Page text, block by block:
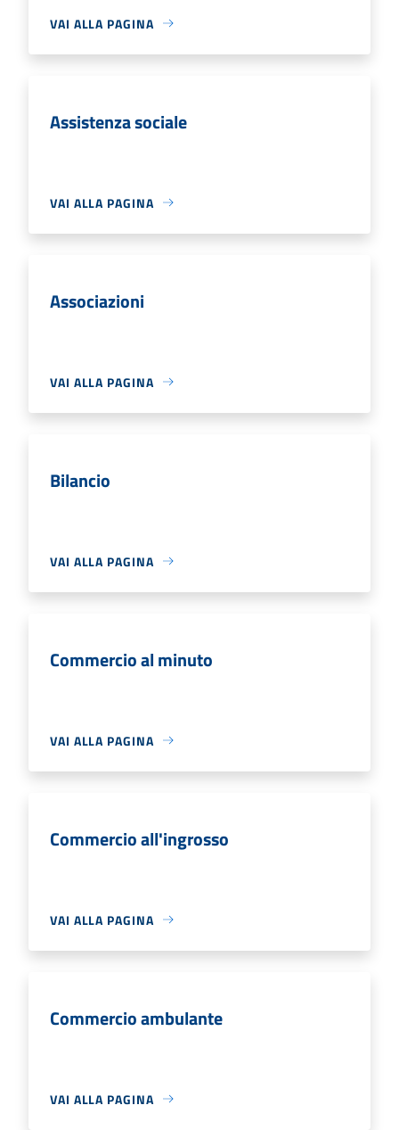
VAI ALLA PAGINA
Assistenza sociale
VAI ALLA PAGINA
Associazioni
VAI ALLA PAGINA
Bilancio
VAI ALLA PAGINA
Commercio al minuto
VAI ALLA PAGINA
Commercio all'ingrosso
VAI ALLA PAGINA
Commercio ambulante
VAI ALLA PAGINA